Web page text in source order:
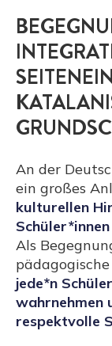
An der
ein großes
kulturellen
Als
jede*n
wahrnehmen
respektvolle